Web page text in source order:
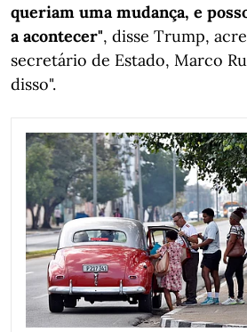
queriam uma mudança, e
a acontecer", disse Trump,
secretário de Estado, Marco
disso".